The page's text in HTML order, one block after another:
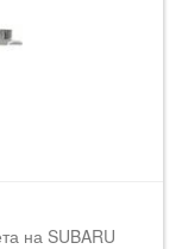
на SUBARU